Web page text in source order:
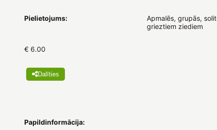
Pielietojums:
Apmalēs, grupās,
grieztiem ziediem
€ 6.00
Dalīties
Papildinformācija: